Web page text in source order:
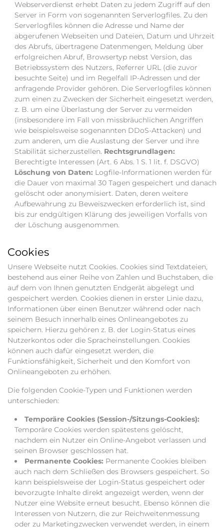
Webserverdienst erhebt Daten zu jedem Zugriff auf den
Server in Form von sogenannten Serverlogfiles. Zu den
Serverlogfiles können die Adresse und Name der
abgerufenen Webseiten und Dateien, Datum und Uhrzeit
des Abrufs, übertragene Datenmengen, Meldung über
erfolgreichen Abruf, Browsertyp nebst Version, das
Betriebssystem des Nutzers, Referrer URL (die zuvor
besuchte Seite) und im Regelfall IP-Adressen und der
anfragende Provider gehören. Die Serverlogfiles können
zum einen zu Zwecken der Sicherheit eingesetzt werden,
z. B. um eine Überlastung der Server zu vermeiden
(insbesondere im Fall von missbräuchlichen Angriffen
wie beispielsweise sogenannten DDoS-Attacken) und
zum anderen, um die Auslastung der Server und ihre
Stabilität sicherzustellen. Rechtsgrundlagen:
Berechtigte Interessen (Art. 6 Abs. 1 S. 1 lit. f. DSGVO)
Löschung von Daten: Logfile-Informationen werden für
die Dauer von maximal 30 Tagen gespeichert und danach
gelöscht oder anonymisiert. Daten, deren weitere
Aufbewahrung zu Beweiszwecken erforderlich ist, sind
bis zur endgültigen Klärung des jeweiligen Vorfalls von
der Löschung ausgenommen.
Cookies
Unsere Webseite nutzt Cookies. Cookies sind Textdateien,
bestehend aus einer Reihe von Zahlen und Buchstaben, die
auf dem von Ihnen genutzten Endgerät abgelegt und
gespeichert werden. Cookies dienen in erster Linie dazu,
Informationen über einen Benutzer während oder nach
seinem Besuch innerhalb eines Onlineangebotes zu
speichern. Hierzu gehören z. B. der Login-Status eines
Nutzerkontos oder die Spracheinstellungen. Cookies
können auch dafür eingesetzt werden, die
Funktionsfähigkeit, Sicherheit und den Komfort von
Onlineangeboten zu erhöhen.
Die folgenden Cookie-Typen und Funktionen werden
unterschieden:
Temporäre Cookies (Session-/Sitzungs-Cookies):
Temporäre Cookies werden spätestens gelöscht,
nachdem ein Nutzer ein Online-Angebot verlassen und
seinen Browser geschlossen hat.
Permanente Cookies: Permanente Cookies bleiben
auch nach dem Schließen des Browsers gespeichert. So
kann beispielsweise der Login-Status gespeichert oder
bevorzugte Inhalte direkt angezeigt werden, wenn der
Nutzer eine Website erneut besucht. Ebenso können die
Interessen von Nutzern, die zur Reichweitenmessung
oder zu Marketingzwecken verwendet werden, in einem